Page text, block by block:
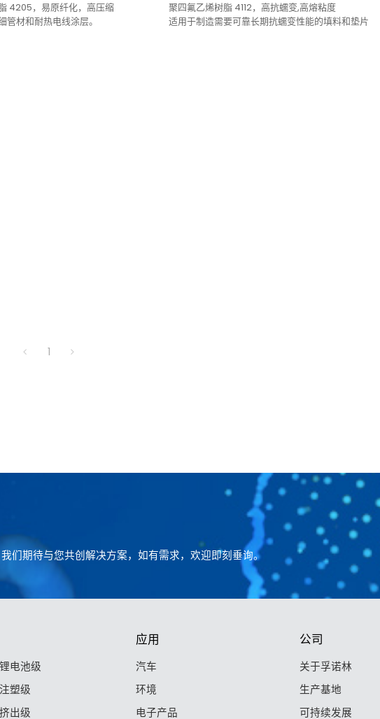
4205，易原纤化，高压缩
管材和耐热电线涂层。
聚四氟乙烯树脂 4112，高抗蠕变,高熔粘度
适用于制造需要可靠长期抗蠕变性能的填料和垫片
1
们期待与您共创解决方案，如有需求，欢迎即刻垂询。
电池级
塑级
出级
应用
汽车
环境
电子产品
公司
关于孚诺林
生产基地
可持续发展